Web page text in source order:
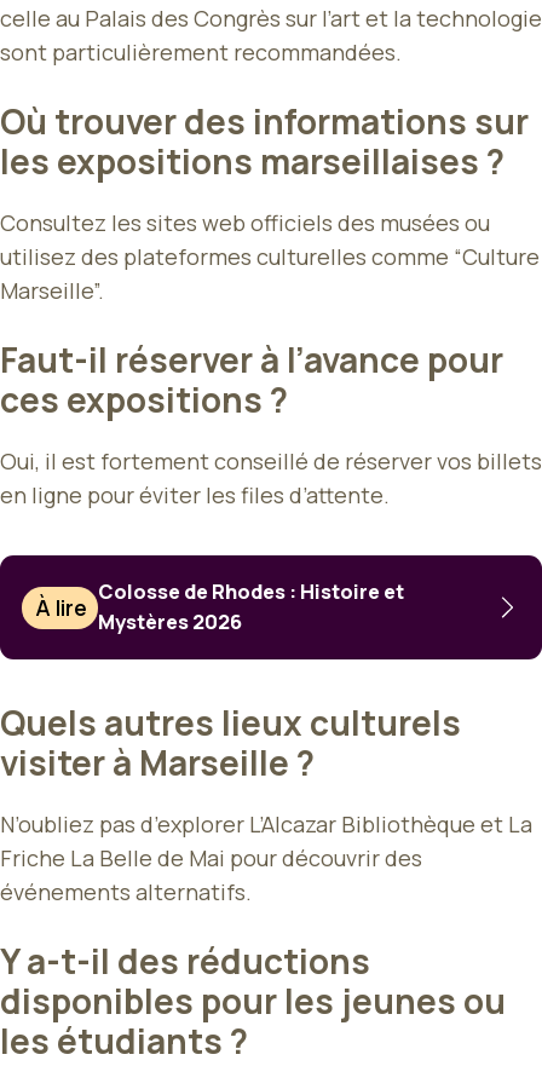
celle au Palais des Congrès sur l’art et la technologie
sont particulièrement recommandées.
Où trouver des informations sur
les expositions marseillaises ?
Consultez les sites web officiels des musées ou
utilisez des plateformes culturelles comme “Culture
Marseille”.
Faut-il réserver à l’avance pour
ces expositions ?
Oui, il est fortement conseillé de réserver vos billets
en ligne pour éviter les files d’attente.
À lire
Colosse de Rhodes : Histoire et
Mystères 2026
Quels autres lieux culturels
visiter à Marseille ?
N’oubliez pas d’explorer L’Alcazar Bibliothèque et La
Friche La Belle de Mai pour découvrir des
événements alternatifs.
Y a-t-il des réductions
disponibles pour les jeunes ou
les étudiants ?